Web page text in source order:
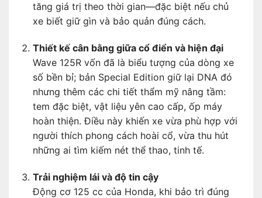
tăng giá trị theo thời gian—đặc biệt nếu chủ
xe biết giữ gìn và bảo quản đúng cách.
Thiết kế cân bằng giữa cổ điển và hiện đại
Wave 125R vốn đã là biểu tượng của dòng xe
số bền bỉ; bản Special Edition giữ lại DNA đó
nhưng thêm các chi tiết thẩm mỹ nâng tầm:
tem đặc biệt, vật liệu yên cao cấp, ốp máy
hoàn thiện. Điều này khiến xe vừa phù hợp với
người thích phong cách hoài cổ, vừa thu hút
những ai tìm kiếm nét thể thao, tinh tế.
Trải nghiệm lái và độ tin cậy
Động cơ 125 cc của Honda, khi bảo trì đúng